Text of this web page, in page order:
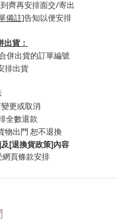
齊再安排面交/寄出
備註]告知以便安排
貨：
併出貨的訂單編號
排出貨
更或取消
全數退款
物出門 恕不退換
[退換貨政策]內容
頁條款安排